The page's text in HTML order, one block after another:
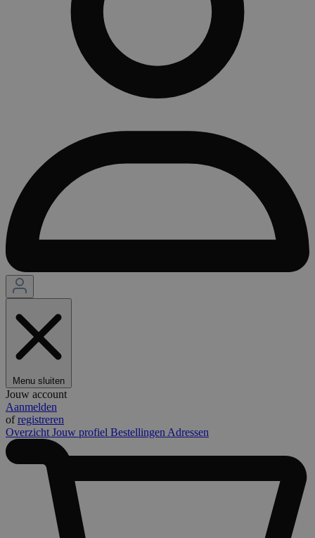
Menu sluiten
Jouw account
Aanmelden
ofregistreren
Overzicht Jouw profiel Bestellingen Adressen